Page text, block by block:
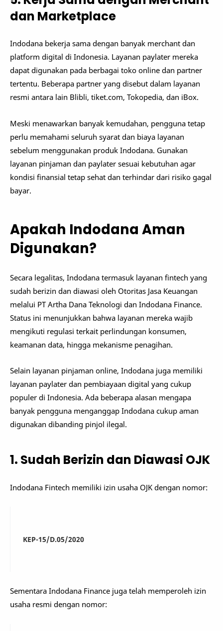
dan Marketplace
Indodana bekerja sama dengan banyak merchant dan
platform digital di Indonesia. Layanan paylater mereka
dapat digunakan pada berbagai toko online dan partner
tertentu. Beberapa partner yang disebut dalam layanan
resmi antara lain Blibli, tiket.com, Tokopedia, dan iBox.
Meski menawarkan banyak kemudahan, pengguna tetap
perlu memahami seluruh syarat dan biaya layanan
sebelum menggunakan produk Indodana. Gunakan
layanan pinjaman dan paylater sesuai kebutuhan agar
kondisi finansial tetap sehat dan terhindar dari risiko gagal
bayar.
Apakah Indodana Aman
Digunakan?
Secara legalitas, Indodana termasuk layanan fintech yang
sudah berizin dan diawasi oleh Otoritas Jasa Keuangan
melalui PT Artha Dana Teknologi dan Indodana Finance.
Status ini menunjukkan bahwa layanan mereka wajib
mengikuti regulasi terkait perlindungan konsumen,
keamanan data, hingga mekanisme penagihan.
Selain layanan pinjaman online, Indodana juga memiliki
layanan paylater dan pembiayaan digital yang cukup
populer di Indonesia. Ada beberapa alasan mengapa
banyak pengguna menganggap Indodana cukup aman
digunakan dibanding pinjol ilegal.
1. Sudah Berizin dan Diawasi OJK
Indodana Fintech memiliki izin usaha OJK dengan nomor:
KEP-15/D.05/2020
Sementara Indodana Finance juga telah memperoleh izin
usaha resmi dengan nomor: